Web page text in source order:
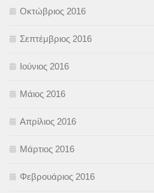
Οκτώβριος 2016
Σεπτέμβριος 2016
Ιούνιος 2016
Μάιος 2016
Απρίλιος 2016
Μάρτιος 2016
Φεβρουάριος 2016